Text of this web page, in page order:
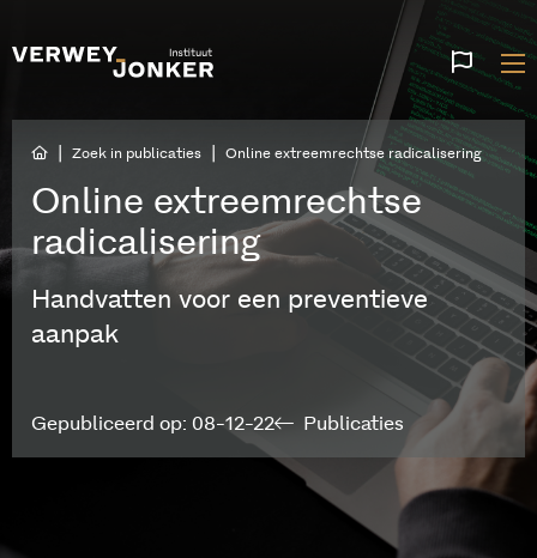
talen
Zoek in publicaties Online extreemrechtse radicalisering
Online extreemrechtse
radicalisering
Handvatten voor een preventieve
aanpak
Publicaties
Gepubliceerd op: 08-12-22